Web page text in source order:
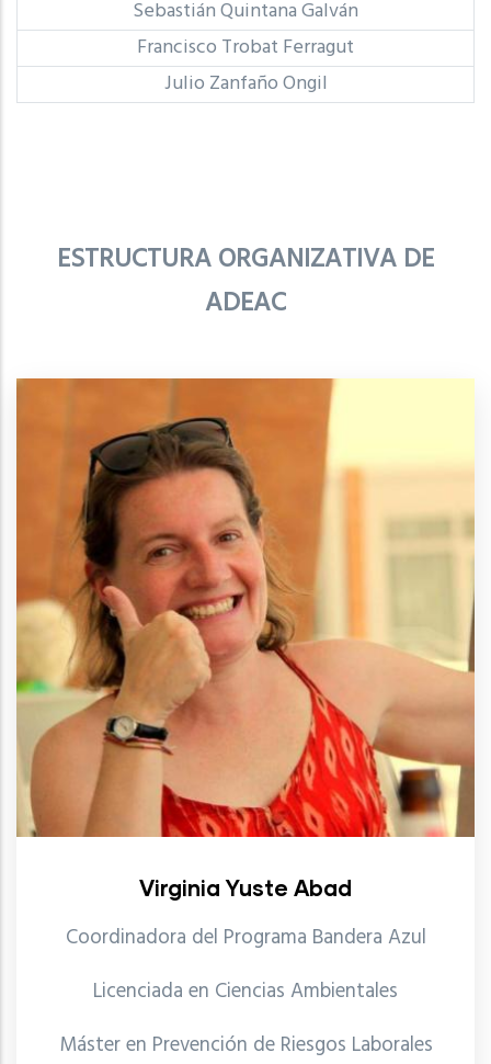
Sebastián Quintana Galván
Francisco Trobat Ferragut
Julio Zanfaño Ongil
ESTRUCTURA ORGANIZATIVA DE
ADEAC
Virginia Yuste Abad
Coordinadora del Programa Bandera Azul
Licenciada en Ciencias Ambientales
Máster en Prevención de Riesgos Laborales